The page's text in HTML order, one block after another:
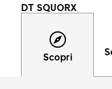
DT SQUORX
Scopri